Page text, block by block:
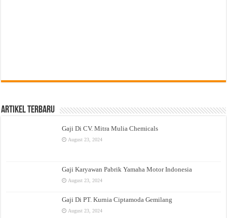
Artikel Terbaru
Gaji Di CV. Mitra Mulia Chemicals
August 23, 2024
Gaji Karyawan Pabrik Yamaha Motor Indonesia
August 23, 2024
Gaji Di PT. Kurnia Ciptamoda Gemilang
August 23, 2024